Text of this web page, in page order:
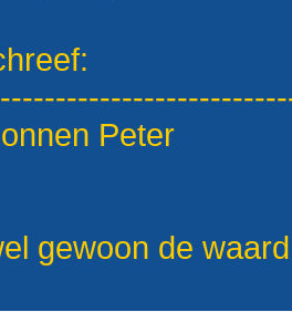
Peter
gewoon de